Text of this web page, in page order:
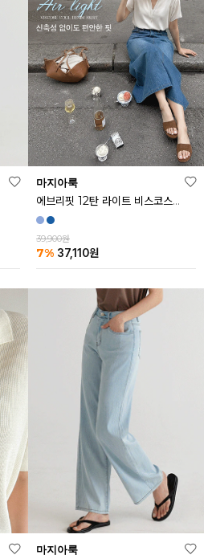
마지아룩
에브리핏 12탄 라이트 비스코스 쿨 데님 스커트
39,900원
7% 37,110원
마지아룩